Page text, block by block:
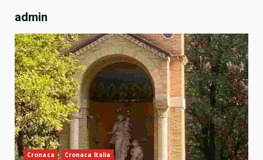
admin
Cronaca Cronaca Italia